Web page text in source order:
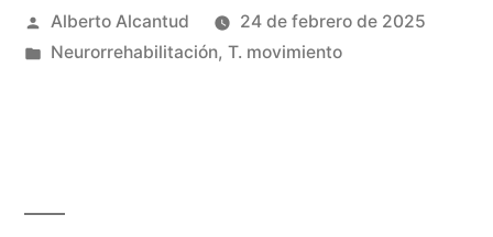
Publicado
por
Alberto Alcantud
24 de febrero de 2025
Publicado
Neurorrehabilitación, T. movimiento